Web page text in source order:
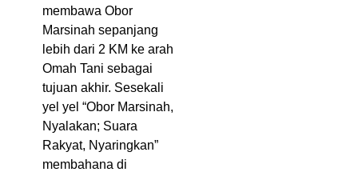
membawa Obor
Marsinah sepanjang
lebih dari 2 KM ke arah
Omah Tani sebagai
tujuan akhir. Sesekali
yel yel “Obor Marsinah,
Nyalakan; Suara
Rakyat, Nyaringkan”
membahana di